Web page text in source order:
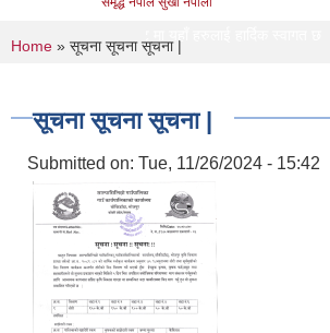
लेखा
You are here
Home » सूचना सूचना सूचना |
सूचना सूचना सूचना |
Submitted on: Tue, 11/26/2024 - 15:42